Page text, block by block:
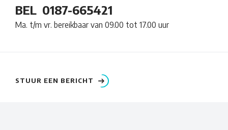
BEL 0187-665421
Ma. t/m vr. bereikbaar van 09.00 tot 17.00 uur
STUUR EEN BERICHT